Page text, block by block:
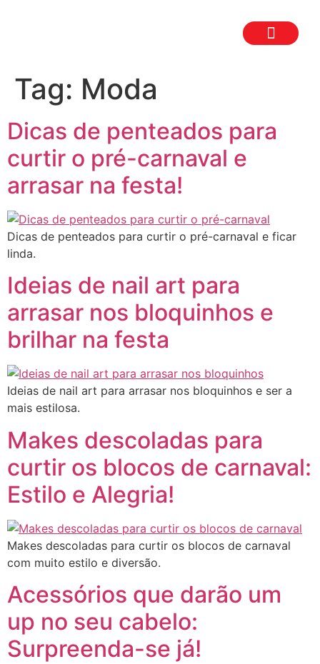
Tag: Moda
Dicas de penteados para
curtir o pré-carnaval e
arrasar na festa!
Dicas de penteados para curtir o pré-carnaval e ficar
linda.
Ideias de nail art para
arrasar nos bloquinhos e
brilhar na festa
Ideias de nail art para arrasar nos bloquinhos e ser a
mais estilosa.
Makes descoladas para
curtir os blocos de carnaval:
Estilo e Alegria!
Makes descoladas para curtir os blocos de carnaval
com muito estilo e diversão.
Acessórios que darão um
up no seu cabelo:
Surpreenda-se já!